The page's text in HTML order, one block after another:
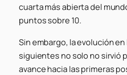
cuarta más abierta del
puntos sobre 10.
Sin embargo, la evolución
siguientes no solo no sirvió
avance hacia las primeras